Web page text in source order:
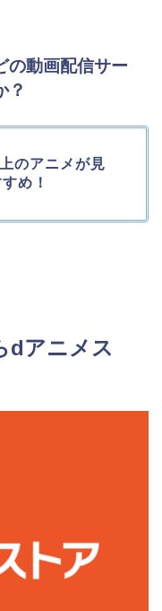
の動画配信サー
？
のアニメが見
め！
dアニメス